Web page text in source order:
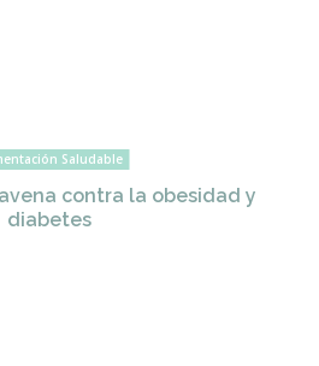
Saludable
contra la obesidad y
diabetes